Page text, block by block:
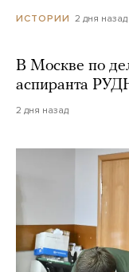
ИСТОРИИ 2 дня назад
В Москве по
аспиранта
2 дня назад